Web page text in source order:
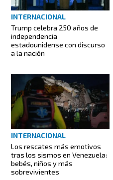
INTERNACIONAL
Trump celebra 250 años de
independencia
estadounidense con discurso
a la nación
INTERNACIONAL
Los rescates más emotivos
tras los sismos en Venezuela:
bebés, niños y más
sobrevivientes